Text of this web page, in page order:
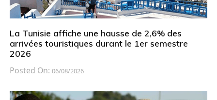
La Tunisie affiche une hausse de 2,6% des
arrivées touristiques durant le 1er semestre
2026
Posted On: 06/08/2026